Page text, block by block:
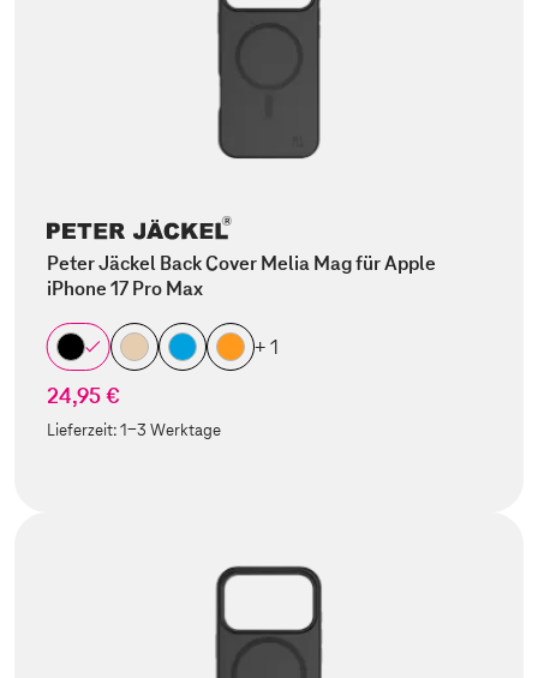
Peter Jäckel Back Cover Melia Mag für Apple
iPhone 17 Pro Max
+ 1
24,95 €
Lieferzeit:1-3 Werktage